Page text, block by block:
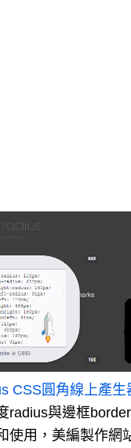
CSS圓角線上產生
radius與邊框
使用，美編製作網